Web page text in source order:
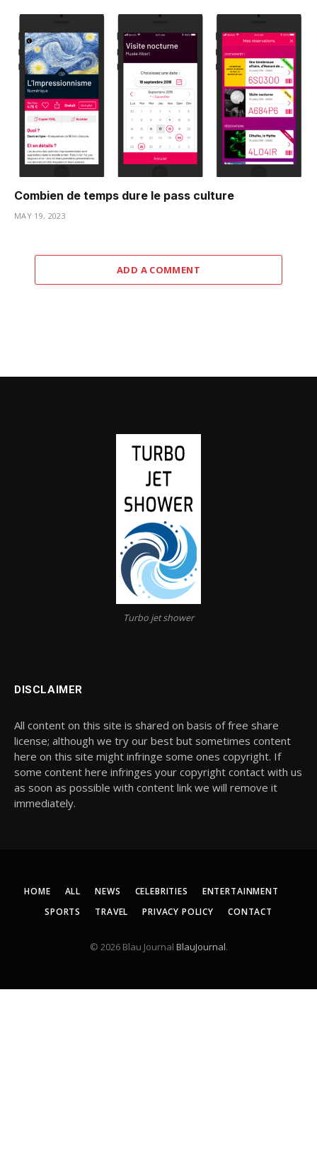
Combien de temps dure le pass culture
MAY 19, 2023
ADD A COMMENT
Turbo jet shower
DISCLAIMER
All content on this site is shared on basis of free share
license; although we try our best but sometimes content
here on this site might infringe some ones copyright. If
some content here infringes your copyright contact with us
as soon as possible with content link we will remove it
immediately.
HOME ALL NEWS CELEBRITIES
ENTERTAINMENT
SPORTS
TRAVEL PRIVACY POLICY CONTACT
© 2026 Blau Journal BlauJournal.